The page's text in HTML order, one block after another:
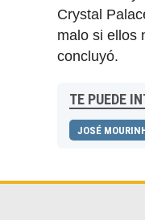
Crystal
malo si ellos
concluyó.
TE PUEDE
JOSÉ